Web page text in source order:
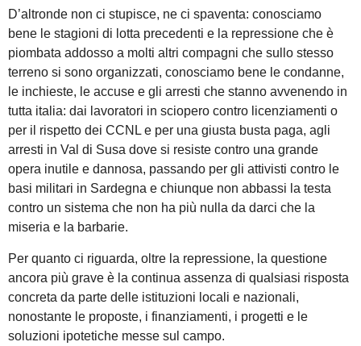
D’altronde non ci stupisce, ne ci spaventa: conosciamo
bene le stagioni di lotta precedenti e la repressione che è
piombata addosso a molti altri compagni che sullo stesso
terreno si sono organizzati, conosciamo bene le condanne,
le inchieste, le accuse e gli arresti che stanno avvenendo in
tutta italia: dai lavoratori in sciopero contro licenziamenti o
per il rispetto dei CCNL e per una giusta busta paga, agli
arresti in Val di Susa dove si resiste contro una grande
opera inutile e dannosa, passando per gli attivisti contro le
basi militari in Sardegna e chiunque non abbassi la testa
contro un sistema che non ha più nulla da darci che la
miseria e la barbarie.
Per quanto ci riguarda, oltre la repressione, la questione
ancora più grave è la continua assenza di qualsiasi risposta
concreta da parte delle istituzioni locali e nazionali,
nonostante le proposte, i finanziamenti, i progetti e le
soluzioni ipotetiche messe sul campo.